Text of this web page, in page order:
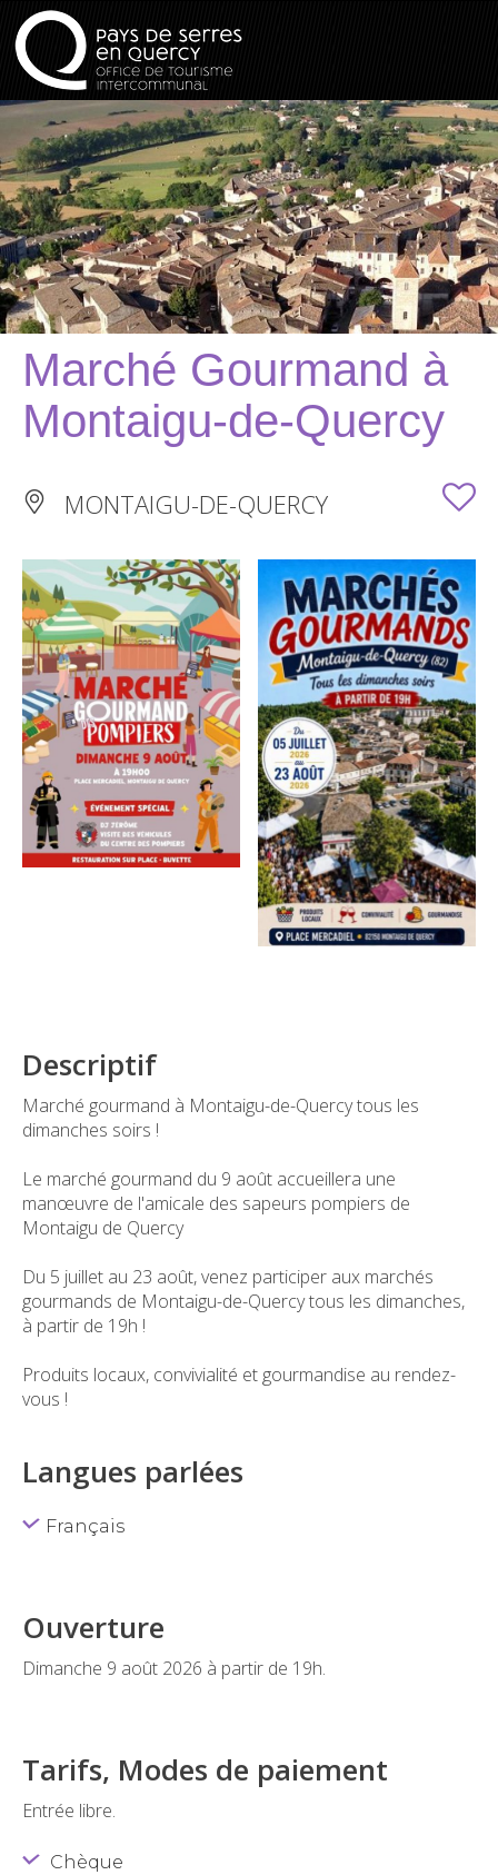
Marché Gourmand à
Montaigu-de-Quercy
MONTAIGU-DE-QUERCY
Descriptif
Marché gourmand à Montaigu-de-Quercy tous les
dimanches soirs !
Le marché gourmand du 9 août accueillera une
manœuvre de l'amicale des sapeurs pompiers de
Montaigu de Quercy
Du 5 juillet au 23 août, venez participer aux marchés
gourmands de Montaigu-de-Quercy tous les dimanches,
à partir de 19h !
Produits locaux, convivialité et gourmandise au rendez-
vous !
Langues parlées
Français
Ouverture
Dimanche 9 août 2026 à partir de 19h.
Tarifs, Modes de paiement
Entrée libre.
Chèque